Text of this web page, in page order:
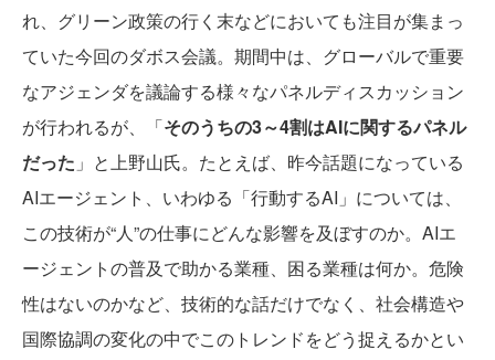
れ、グリーン政策の行く末などにおいても注目が集まっ
ていた今回のダボス会議。期間中は、グローバルで重要
なアジェンダを議論する様々なパネルディスカッション
が行われるが、「そのうちの3～4割はAIに関するパネル
だった 」と上野山氏。たとえば、昨今話題になっている
AIエージェント、いわゆる「行動するAI」については、
この技術が“人”の仕事にどんな影響を及ぼすのか。AIエ
ージェントの普及で助かる業種、困る業種は何か。危険
性はないのかなど、技術的な話だけでなく、社会構造や
国際協調の変化の中でこのトレンドをどう捉えるかとい